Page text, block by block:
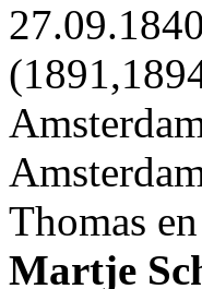
Thomas
Martje